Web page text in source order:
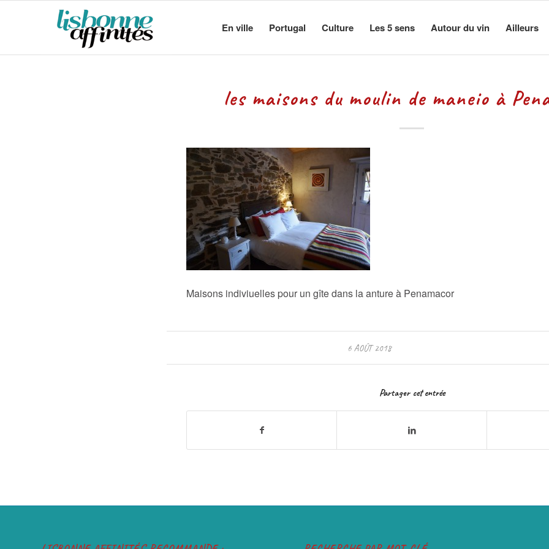
En ville Portugal Culture Les 5 sens Autour du vin Ailleurs
les maisons du moulin de maneio à
Maisons indiviuelles pour un gîte dans la anture à Penamacor
6 AOÛT 2018
Partager cet entrée